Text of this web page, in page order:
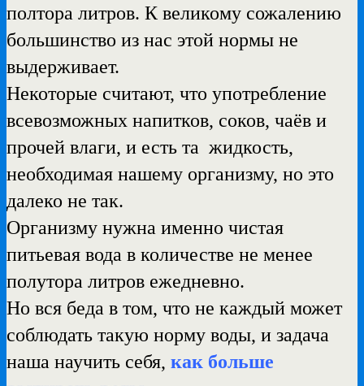
полтора литров. К великому сожалению
большинство из нас этой нормы не
выдерживает.
Некоторые считают, что употребление
всевозможных напитков, соков, чаёв и
прочей влаги, и есть та жидкость,
необходимая нашему организму, но это
далеко не так.
Организму нужна именно чистая
питьевая вода в количестве не менее
полутора литров ежедневно.
Но вся беда в том, что не каждый может
соблюдать такую норму воды, и задача
наша научить себя, как больше